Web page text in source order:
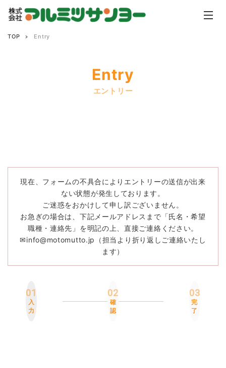
TOP Entry
Entry
エントリー
現在、フォームの不具合によりエントリーの送信が出来
ない状態が発生しております。
ご迷惑をおかけして申し訳ございません。
お急ぎの場合は、下記メールアドレスまで「氏名・希望
職種・連絡先」を明記の上、直接ご連絡ください。
✉info@motomutto.jp（担当より折り返しご連絡いたし
ます）
01
入
力
02
確
認
03
完
了